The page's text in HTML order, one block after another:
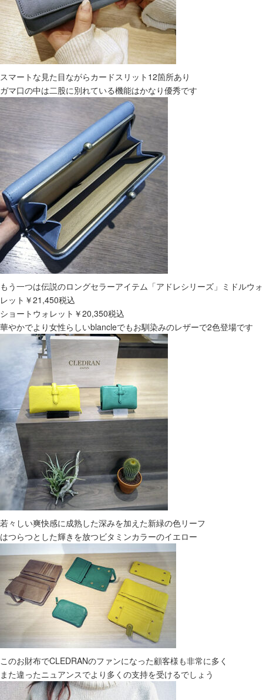
スマートな見た目ながらカードスリット12箇所あり
ガマ口の中は二股に別れている機能はかなり優秀です
もう一つは伝説のロングセラーアイテム「アドレシリーズ」ミドルウォ
レット￥21,450税込
ショートウォレット￥20,350税込
華やかでより女性らしいblancleでもお馴染みのレザーで2色登場です
若々しい爽快感に成熟した深みを加えた新緑の色リーフ
はつらつとした輝きを放つビタミンカラーのイエロー
このお財布でCLEDRANのファンになった顧客様も非常に多く
また違ったニュアンスでより多くの支持を受けるでしょう